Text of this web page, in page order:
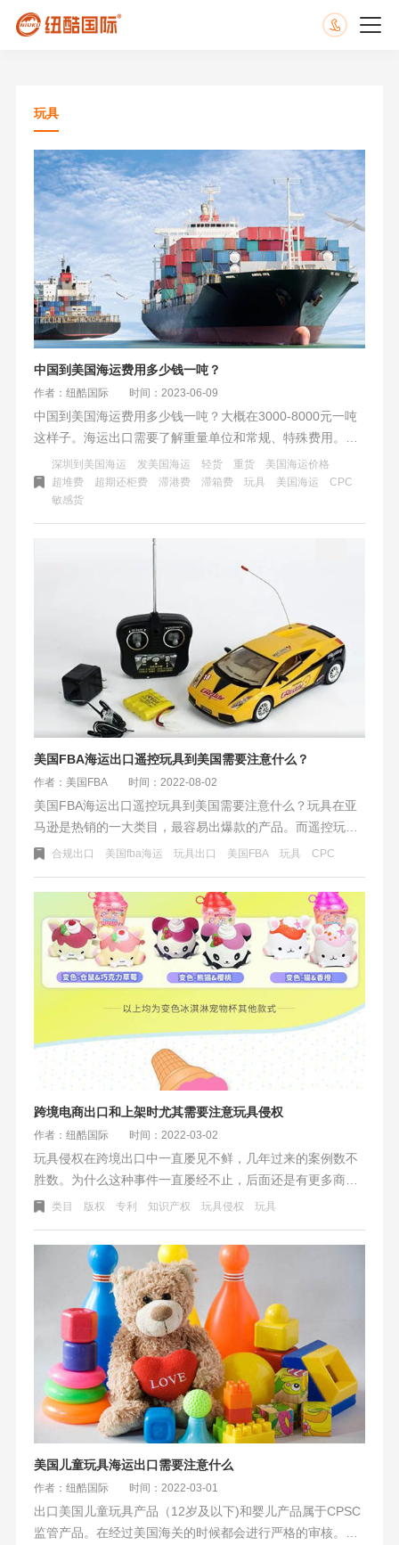
玩具
中国到美国海运费用多少钱一吨？
作者：纽酷国际 时间：2023-06-09
中国到美国海运费用多少钱一吨？大概在3000-8000元一吨
这样子。海运出口需要了解重量单位和常规、特殊费用。美
国海运费用复杂，轻货以体积重计算，重货有优惠，敏感货
物审核流程更严格。特殊费用包括超期滞港费、返空费、超
时费等。注意特殊附加费用和意外费用。
深圳到美国海运 发美国海运 轻货 重货
美国海运价格
超堆费
超期还柜费 滞港费 滞箱费 玩具 美国海运
CPC
敏感货
美国FBA海运出口遥控玩具到美国需要注意什么？
作者：美国FBA 时间：2022-08-02
美国FBA海运出口遥控玩具到美国需要注意什么？玩具在亚
马逊是热销的一大类目，最容易出爆款的产品。而遥控玩具
产品就是其中的明星产品，比如遥控车、遥控飞机、遥控玩
要注意些什么？
合规出口 美国fba海运 玩具出口 美国FBA 玩具 CPC
跨境电商出口和上架时尤其需要注意玩具侵权
作者：纽酷国际 时间：2022-03-02
玩具侵权在跨境出口中一直屡见不鲜，几年过来的案例数不
胜数。为什么这种事件一直屡经不止，后面还是有更多商
家“顶风作案”，最关键的一点就是“利”字当头。玩具类别一直
报侵权。
类目 版权 专利 知识产权 玩具侵权 玩具
美国儿童玩具海运出口需要注意什么
作者：纽酷国际 时间：2022-03-01
出口美国儿童玩具产品（12岁及以下)和婴儿产品属于CPSC
监管产品。在经过美国海关的时候都会进行严格的审核。如